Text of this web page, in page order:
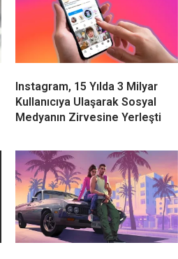
Instagram, 15 Yılda 3 Milyar
Kullanıcıya Ulaşarak Sosyal
Medyanın Zirvesine Yerleşti